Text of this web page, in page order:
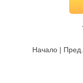
Начало |